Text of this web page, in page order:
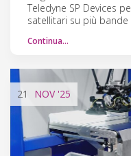
Teledyne SP Devices
satellitari su più
Continua…
21 NOV'25